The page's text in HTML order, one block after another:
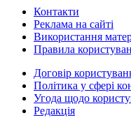
Контакти
Реклама на сайті
Використання
Правила
Договір
Політика у сфері
Угода щодо
Редакція